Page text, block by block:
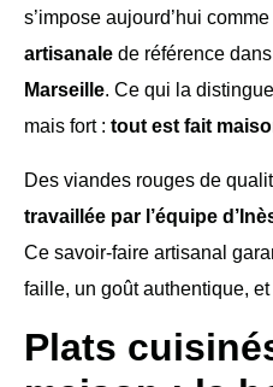
s’impose aujourd’hui
artisanale de référence
Marseille. Ce qui la
mais fort : tout est fait
Des viandes rouges de
travaillée par l’équipe
Ce savoir-faire artisanal
faille, un goût authentique,
Plats